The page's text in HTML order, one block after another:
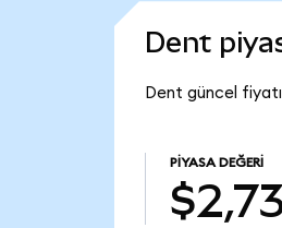
Dent
Dent güncel
PIYASA DEĞERI